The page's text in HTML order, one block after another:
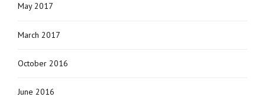
May 2017
March 2017
October 2016
June 2016